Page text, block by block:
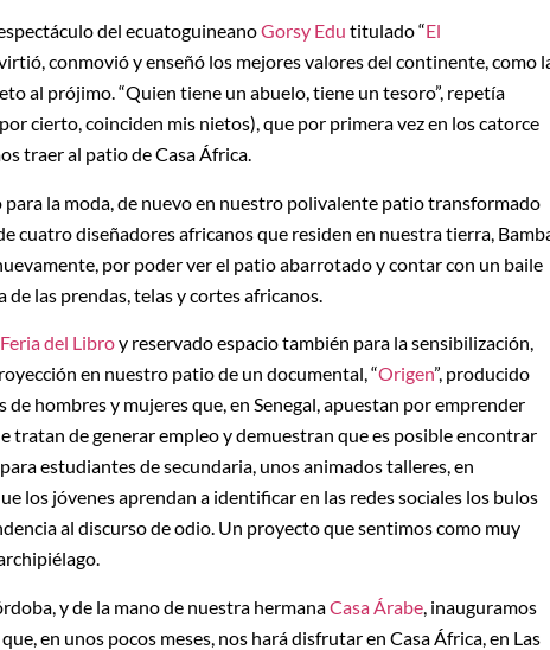
del ecuatoguineanoGorsy Edu titulado “El
conmovió y enseñó los mejores valores del continente, como
al prójimo. “Quien tiene un abuelo, tiene un tesoro”, repetía
cierto, coinciden mis nietos), que por primera vez en los catorce
traer al patio de Casa África.
la moda, de nuevo en nuestro polivalente patio transformado
cuatro diseñadores africanos que residen en nuestra tierra,
por poder ver el patio abarrotado y contar con un baile
las prendas, telas y cortes africanos.
Feria del Libroy reservado espacio también para la sensibilización,
en nuestro patio de un documental, “Origen”, producido
de hombres y mujeres que, en Senegal, apuestan por emprender
tratan de generar empleo y demuestran que es posible encontrar
estudiantes de secundaria, unos animados talleres, en
los jóvenes aprendan a identificar en las redes sociales los bulos
al discurso de odio. Un proyecto que sentimos como muy
y de la mano de nuestra hermanaCasa Árabe , inauguramos
en unos pocos meses, nos hará disfrutar en Casa África, en Las